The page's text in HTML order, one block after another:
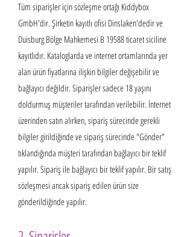
Tüm siparişler için sözleşme ortağı Kiddybox
GmbH'dir. Şirketin kayıtlı ofisi Dinslaken'dedir ve
Duisburg Bölge Mahkemesi B 19588 ticaret siciline
kayıtlıdır. Kataloglarda ve internet ortamlarında yer
alan ürün fiyatlarına ilişkin bilgiler değişebilir ve
bağlayıcı değildir. Siparişler sadece 18 yaşını
doldurmuş müşteriler tarafından verilebilir. İnternet
üzerinden satın alırken, sipariş sürecinde gerekli
bilgiler girildiğinde ve sipariş sürecinde "Gönder"
tıklandığında müşteri tarafından bağlayıcı bir teklif
yapılır. Sipariş ile bağlayıcı bir teklif yapılır. Bir satış
sözleşmesi ancak sipariş edilen ürün size
gönderildiğinde yapılır.